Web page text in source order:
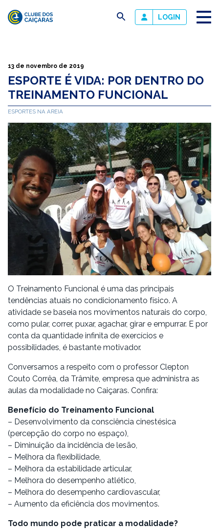
Caiçaras
busca LOGIN
13 de novembro de 2019
ESPORTE É VIDA: POR DENTRO DO
TREINAMENTO FUNCIONAL
ESPORTES NA AREIA
O Treinamento Funcional é uma das principais
tendências atuais no condicionamento físico. A
atividade se baseia nos movimentos naturais do corpo,
como pular, correr, puxar, agachar, girar e empurrar. E por
conta da quantidade infinita de exercícios e
possibilidades, é bastante motivador.
Conversamos a respeito com o professor Clepton
Couto Corrêa, da Trâmite, empresa que administra as
aulas da modalidade no Caiçaras. Confira:
Benefício do Treinamento Funcional
– Desenvolvimento da consciência cinestésica
(percepção do corpo no espaço),
– Diminuição da incidência de lesão,
– Melhora da flexibilidade,
– Melhora da estabilidade articular,
– Melhora do desempenho atlético,
– Melhora do desempenho cardiovascular,
– Aumento da eficiência dos movimentos.
Todo mundo pode praticar a modalidade?